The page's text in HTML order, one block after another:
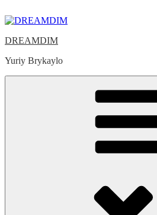
to
DREAMDIM
Yuriy Brykaylo